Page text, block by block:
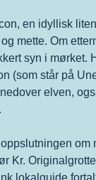
en idyllisk
mette. Om
syn i
(som står på
elven,
Kr.
lokalguide